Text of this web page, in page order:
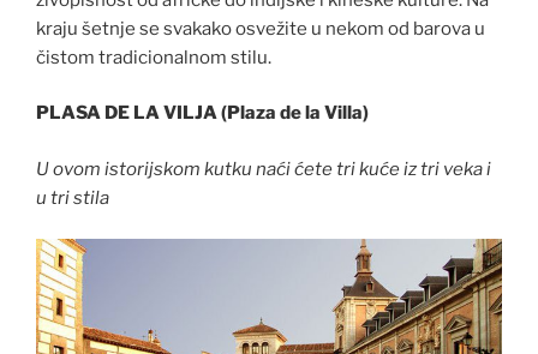
kraju šetnje se svakako osvežite u nekom od barova u
čistom tradicionalnom stilu.
PLASA DE LA VILJA (Plaza de la Villa)
U ovom istorijskom kutku naći ćete tri kuće iz tri veka i
u tri stila